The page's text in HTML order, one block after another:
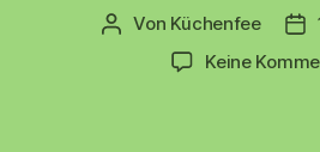
Beitragsautor
Von Küchenfee
Keine